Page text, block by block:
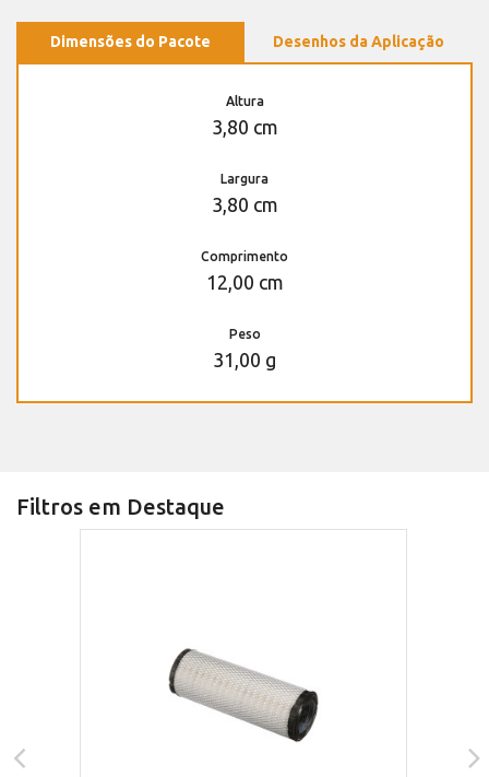
Dimensões do Pacote Desenhos da Aplicação
Altura
3,80 cm
Largura
3,80 cm
Comprimento
12,00 cm
Peso
31,00 g
Filtros em Destaque